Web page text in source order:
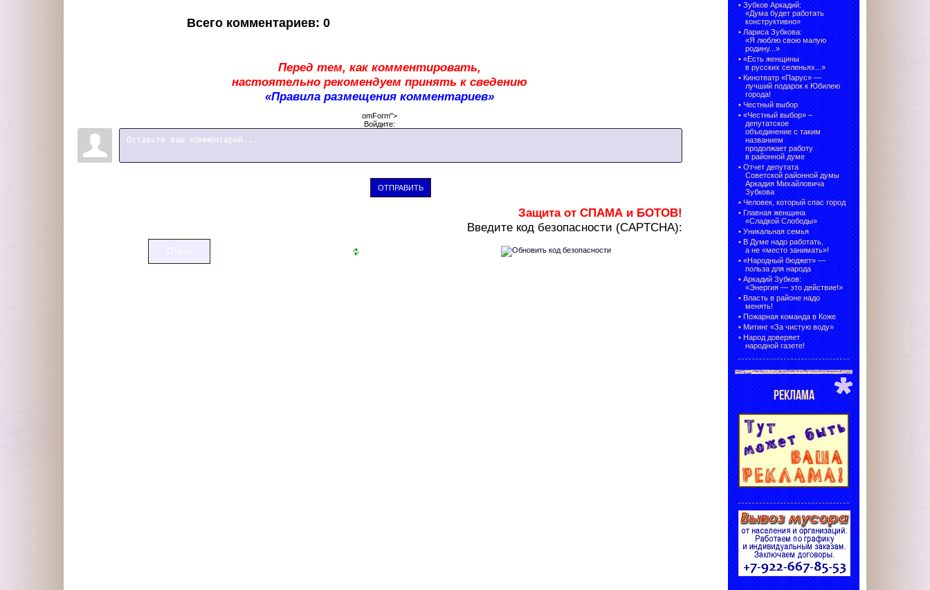
Всего комментариев: 0
Перед тем, как комментировать,
настоятельно рекомендуем принять к сведению
«Правила размещения комментариев»
omForm">
Войдите:
ОТПРАВИТЬ
Защита от СПАМА и БОТОВ!
Введите код безопасности (CAPTCHA):
• Зубков Аркадий:
«Дума будет работать
конструктивно»
• Лариса Зубкова:
«Я люблю свою малую
родину...»
• «Есть женщины
в русских селеньях...»
• Кинотеатр «Парус» —
лучший подарок к Юбилею
города!
• Честный выбор
• «Честный выбор» –
депутатское
объединение с таким
названием
продолжает работу
в районной думе
• Отчет депутата
Советской районной думы
Аркадия Михайловича
Зубкова
• Человек, который спас город
• Главная женщина
«Сладкой Слободы»
• Уникальная семья
• В Думе надо работать,
а не «место занимать»!
• «Народный бюджет» —
польза для народа
• Аркадий Зубков:
«Энергия — это действие!»
• Власть в районе надо
менять!
• Пожарная команда в Коже
• Митинг «За чистую воду»
• Народ доверяет
народной газете!
РЕКЛАМА